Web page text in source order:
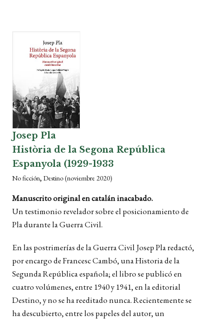
Josep Pla
Història de la Segona República
Espanyola (1929-1933
No ficción, Destino(noviembre 2020)
Manuscrito original en catalán inacabado.
Un testimonio revelador sobre el posicionamiento de
Pla durante la Guerra Civil.
En las postrimerías de la Guerra Civil Josep Pla redactó,
por encargo de Francesc Cambó, una Historia de la
Segunda República española; el libro se publicó en
cuatro volúmenes, entre 1940 y 1941, en la editorial
Destino, y no se ha reeditado nunca. Recientemente se
ha descubierto, entre los papeles del autor, un